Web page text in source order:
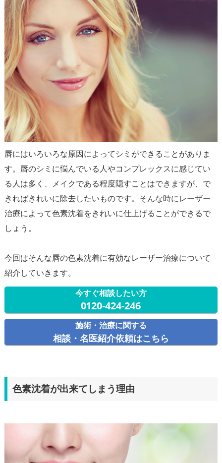
唇にはいろいろな原因によってシミができることがありま
す。唇のシミに悩んでいる人やコンプレックスに感じてい
る人は多く、メイクである程度隠すことはできますが、で
きればきれいに除去したいものです。そんな時にレーザー
治療によって色素沈着をきれいに仕上げることができるで
しょう。
今回はそんな唇の色素沈着に有効なレーザー治療について
今すぐ相談したい方
0120-424-246
施術・治療に関する
相談・名医紹介依頼はこちら
色素沈着が出来てしまう理由